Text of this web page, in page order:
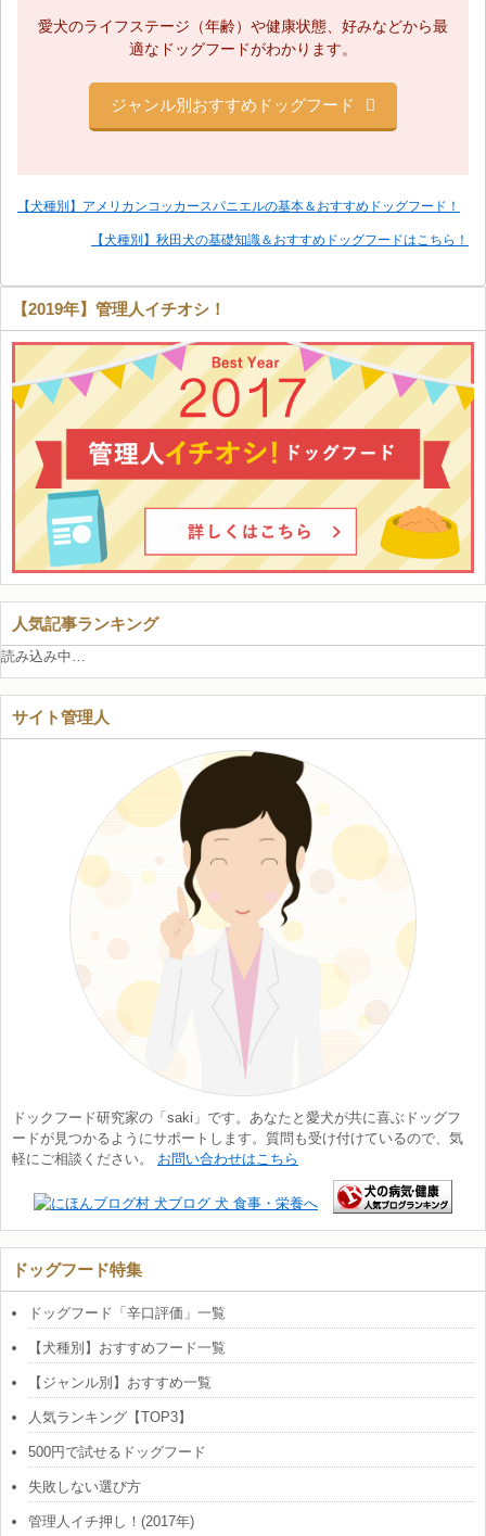
愛犬のライフステージ（年齢）や健康状態、 好みなどから最
適なドッグフードがわかります。
ジャンル別おすすめドッグフード
【犬種別】アメリカンコッカースパニエルの基本＆おすすめドッグフード！
【犬種別】秋田犬の基礎知識＆おすすめドッグフードはこちら！
【2019年】管理人イチオシ！
人気記事ランキング
読み込み中…
サイト管理人
ドックフード研究家の「saki」です。あなたと愛犬が共に喜ぶドッグフ
ードが見つかるようにサポートします。質問も受け付けているので、気
軽にご相談ください。 お問い合わせはこちら
ドッグフード特集
ドッグフード「辛口評価」一覧
【犬種別】おすすめフード一覧
【ジャンル別】おすすめ一覧
人気ランキング【TOP3】
500円で試せるドッグフード
失敗しない選び方
管理人イチ押し！(2017年)